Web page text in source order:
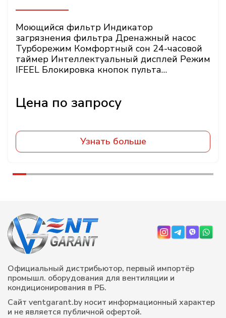
Моющийся фильтр Индикатор
загрязнения фильтра Дренажный насос
Турборежим Комфортный сон 24-часовой
таймер Интеллектуальный дисплей Режим
IFEEL Блокировка кнопок пульта
Узнать больше
Официальный дистрибьютор, первый импортёр
промышл. оборудования для вентиляции и
кондиционирования в РБ.
Сайт ventgarant.by носит информационный характер
и не является публичной офертой.